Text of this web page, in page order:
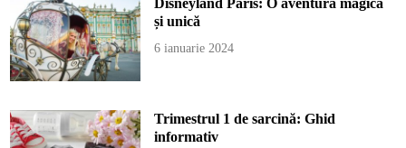
Disneyland Paris: O aventură magică
și unică
6 ianuarie 2024
Trimestrul 1 de sarcină: Ghid
informativ